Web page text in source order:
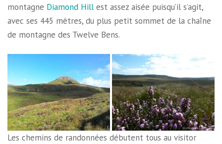
montagne Diamond Hill est assez aisée puisqu’il s’agit,
avec ses 445 mètres, du plus petit sommet de la chaîne
de montagne des Twelve Bens.
Les chemins de randonnées débutent tous au visitor